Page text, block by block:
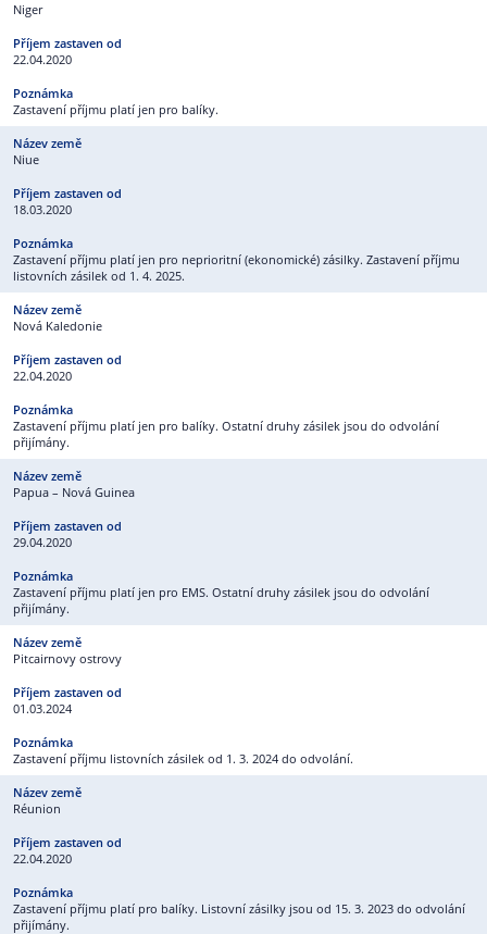
Niger
22.04.2020
Zastavení příjmu platí jen pro balíky.
Niue
18.03.2020
Zastavení příjmu platí jen pro neprioritní (ekonomické) zásilky. Zastavení příjmu
listovních zásilek od 1. 4. 2025.
Nová Kaledonie
22.04.2020
Zastavení příjmu platí jen pro balíky. Ostatní druhy zásilek jsou do odvolání
přijímány.
Papua – Nová Guinea
29.04.2020
Zastavení příjmu platí jen pro EMS. Ostatní druhy zásilek jsou do odvolání
přijímány.
Pitcairnovy ostrovy
01.03.2024
Zastavení příjmu listovních zásilek od 1. 3. 2024 do odvolání.
Réunion
22.04.2020
Zastavení příjmu platí pro balíky. Listovní zásilky jsou od 15. 3. 2023 do odvolání
přijímány.